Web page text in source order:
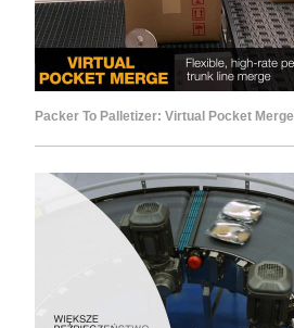
Packer To Palletizer: Virtual Pocket Merge